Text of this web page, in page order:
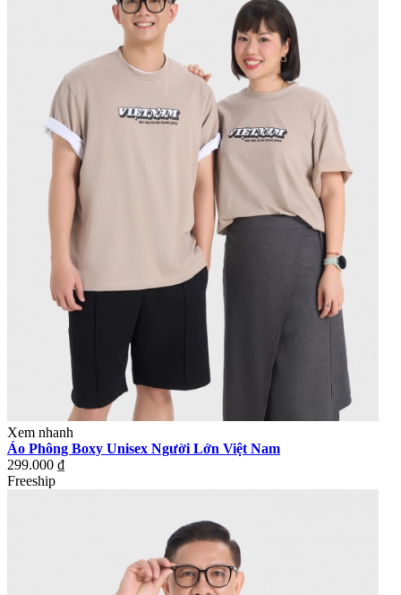
Xem nhanh
Áo Phông Boxy Unisex Người Lớn Việt Nam
299.000 ₫
Freeship